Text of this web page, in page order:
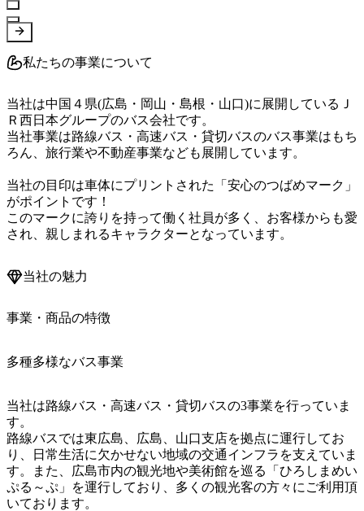
私たちの事業について
当社は中国４県(広島・岡山・島根・山口)に展開しているＪ
Ｒ西日本グループのバス会社です。
当社事業は路線バス・高速バス・貸切バスのバス事業はもち
ろん、旅行業や不動産事業なども展開しています。
当社の目印は車体にプリントされた「安心のつばめマーク」
がポイントです！
このマークに誇りを持って働く社員が多く、お客様からも愛
当社の魅力
事業・商品の特徴
多種多様なバス事業
当社は路線バス・高速バス・貸切バスの3事業を行っていま
す。
路線バスでは東広島、広島、山口支店を拠点に運行してお
り、日常生活に欠かせない地域の交通インフラを支えていま
す。また、広島市内の観光地や美術館を巡る「ひろしまめい
ぷる～ぷ」を運行しており、多くの観光客の方々にご利用頂
いております。